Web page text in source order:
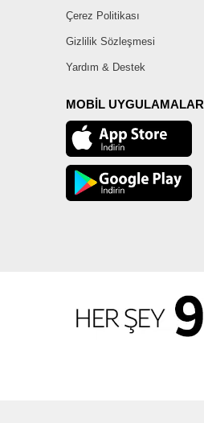
Çerez Politikası
Gizlilik Sözleşmesi
Yardım & Destek
MOBİL UYGULAMALAR